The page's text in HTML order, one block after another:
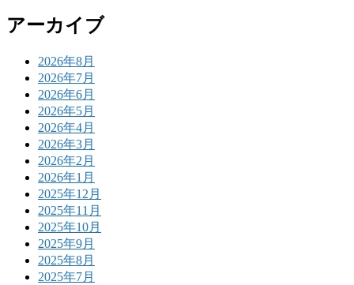
アーカイブ
2026年8月
2026年7月
2026年6月
2026年5月
2026年4月
2026年3月
2026年2月
2026年1月
2025年12月
2025年11月
2025年10月
2025年9月
2025年8月
2025年7月